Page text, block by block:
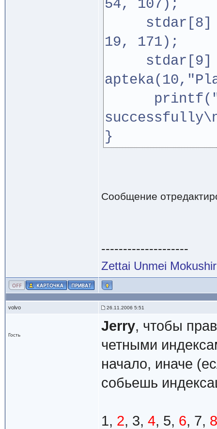
54, 107);
stdar[8] =
19, 171);
stdar[9] =
}
Сообщение
--------------------
Zettai Unmei
volvo 26.11.2006 5:51
Гость
Jerry, чтобы
четными
начало, иначе
собьешь
1, 2, 3, 4, 5, 6, 7, 8